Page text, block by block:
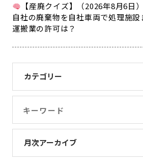
カテゴリー
月次アーカイブ
【産廃クイズ】（2026年8月6日）
自社の廃棄物を自社車両で処理施
運搬業の許可は？